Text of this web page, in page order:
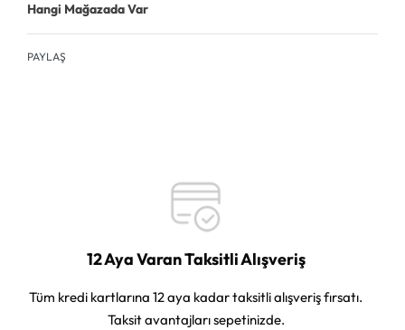
Hangi Mağazada Var
PAYLAŞ
12 Aya Varan Taksitli Alışveriş
Tüm kredi kartlarına 12 aya kadar taksitli alışveriş fırsatı.
Taksit avantajları sepetinizde.